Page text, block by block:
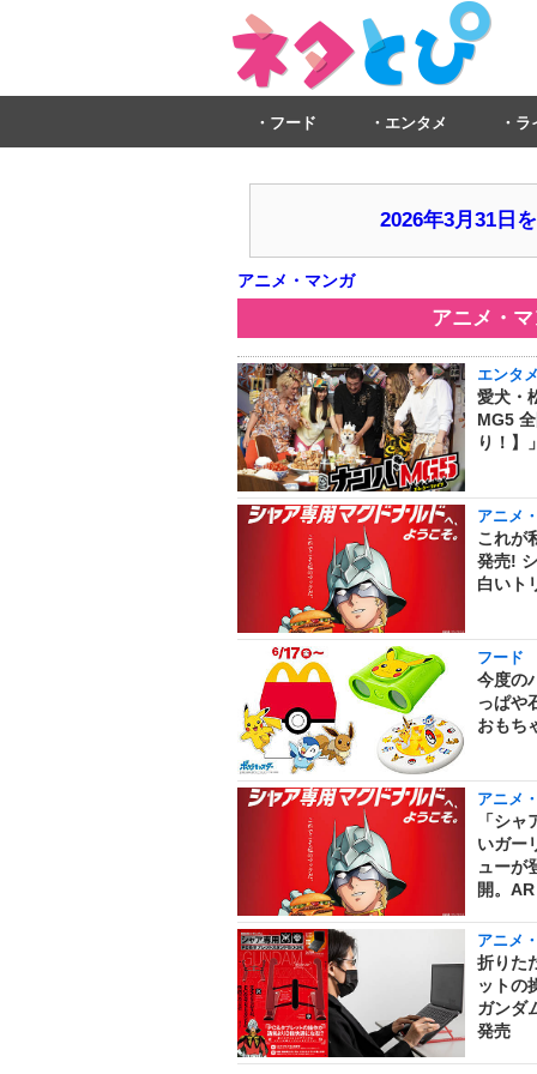
フード エンタメ ラ
2026年3月31日
アニメ・マンガ
アニメ・
エンタ
愛犬・
MG5
り！】
アニメ
これが
発売!
白いト
フード
今度の
っぱや
おもち
アニメ
「シ
いガー
ューが
開。
アニメ
折りた
ットの
ガンダ
発売